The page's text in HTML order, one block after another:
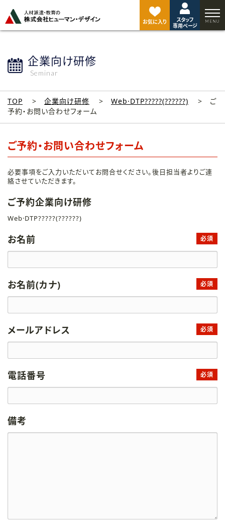
お気に入り
スタッフ
専用ページ
企業向け研修
Seminar
TOP 企業向け研修 Web·DTP?????(??????)
ご
予約・お問い合わせフォーム
ご予約・お問い合わせフォーム
必要事項をご入力いただいてお問合せください。後日担当者よりご連
絡させていただきます。
ご予約企業向け研修
Web·DTP?????(??????)
お名前 必須
お名前(カナ) 必須
メールアドレス 必須
電話番号 必須
備考
ジ
ト